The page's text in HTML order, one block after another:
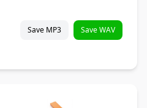
Save MP3 Save WAV